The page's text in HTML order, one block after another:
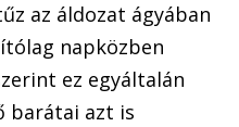
az áldozat ágyában
napközben
ez egyáltalán
barátai azt is